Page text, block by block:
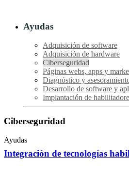
Ayudas
Adquisición de software
Adquisición de hardware
Ciberseguridad
Páginas webs, apps y
Diagnóstico y
Desarrollo de software y
Implantación de
Ciberseguridad
Ayudas
Integración de tecnologías